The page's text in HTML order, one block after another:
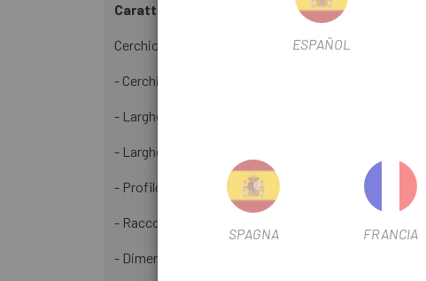
Caratteristiche tecniche:
Cerchio:
- Cerchi in alluminio Maxtal.
- Larghezza interna: 25 mm.
- Larghezza esterna: 28 mm.
- Profilo senza ganci.
- Raccordo unito / Foro valvola da 6,5 mm.
- Dimensioni ETRTO: 622x25ss.
ESPAÑOL
SPAGNA FRANCIA